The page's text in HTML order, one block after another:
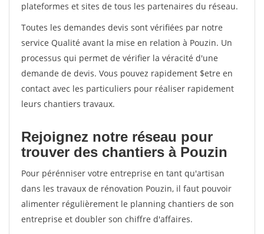
plateformes et sites de tous les partenaires du réseau.
Toutes les demandes devis sont vérifiées par notre
service Qualité avant la mise en relation à Pouzin. Un
processus qui permet de vérifier la véracité d'une
demande de devis. Vous pouvez rapidement $etre en
contact avec les particuliers pour réaliser rapidement
leurs chantiers travaux.
Rejoignez notre réseau pour
trouver des chantiers à Pouzin
Pour pérénniser votre entreprise en tant qu'artisan
dans les travaux de rénovation Pouzin, il faut pouvoir
alimenter régulièrement le planning chantiers de son
entreprise et doubler son chiffre d'affaires.